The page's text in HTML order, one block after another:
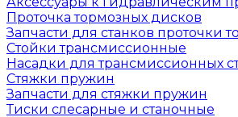
Проточка тормозных дисков
Запчасти для станков проточки
Стойки трансмиссионные
Насадки для трансмиссионных
Стяжки пружин
Запчасти для стяжки пружин
Тиски слесарные и станочные